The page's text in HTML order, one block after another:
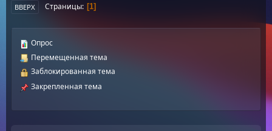
ВВЕРХ Страницы 1
Опрос
Перемещенная тема
Заблокированная тема
Закрепленная тема